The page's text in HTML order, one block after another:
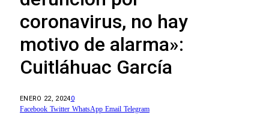
coronavirus, no hay
motivo de alarma»:
Cuitláhuac García
ENERO 22, 20240
Facebook Twitter WhatsApp Email Telegram